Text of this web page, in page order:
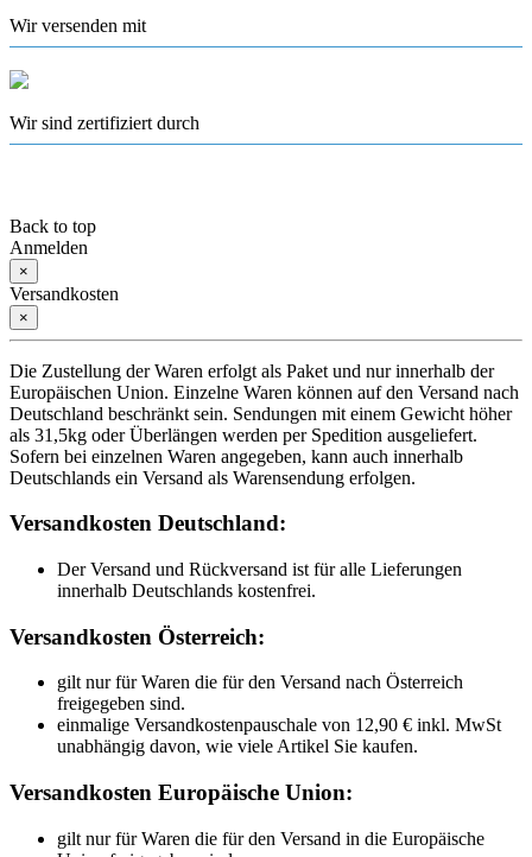
Wir versenden mit
Wir sind zertifiziert durch
Back to top
Anmelden
×
Versandkosten
×
Die Zustellung der Waren erfolgt als Paket und nur innerhalb der
Europäischen Union. Einzelne Waren können auf den Versand nach
Deutschland beschränkt sein. Sendungen mit einem Gewicht höher
als 31,5kg oder Überlängen werden per Spedition ausgeliefert.
Sofern bei einzelnen Waren angegeben, kann auch innerhalb
Deutschlands ein Versand als Warensendung erfolgen.
Versandkosten Deutschland:
Der Versand und Rückversand ist für alle Lieferungen
innerhalb Deutschlands kostenfrei.
Versandkosten Österreich:
gilt nur für Waren die für den Versand nach Österreich
freigegeben sind.
einmalige Versandkostenpauschale von 12,90 € inkl. MwSt
unabhängig davon, wie viele Artikel Sie kaufen.
Versandkosten Europäische Union:
gilt nur für Waren die für den Versand in die Europäische